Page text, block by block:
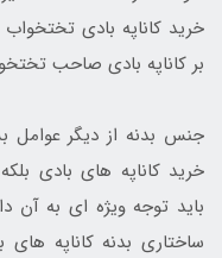
خرید کاناپه بادی
بر کاناپه بادی صاحب
جنس بدنه از دیگر عوامل
خرید کاناپه های بادی
باید توجه ویژه ای به آن
ساختاری بدنه کاناپه